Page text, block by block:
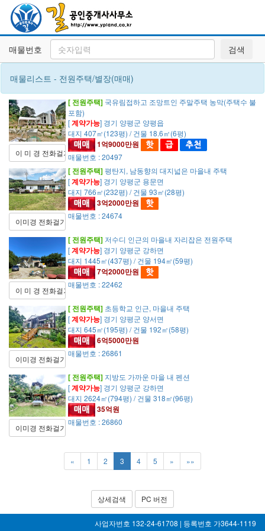
매물번호 검색
매물리스트 - 전원주택/별장(매매)
[ 전원주택] 국유림접하고 조망트인 주말주택 농막(주택수 불
포함)
[계약가능] 경기 양평군 양평읍
대지 407㎡(123평) / 건물 18.6㎡(6평)
1억9000만원
매물번호 : 20497
이 미 경 전화걸기
[ 전원주택]평탄지, 남동향의 대지넓은 마을내 주택
[계약가능] 경기 양평군 용문면
대지 766㎡(232평) / 건물 93㎡(28평)
3억2000만원
매물번호 : 24674
이미경 전화걸기
[ 전원주택] 저수디 인근의 마을내 자리잡은 전원주택
[계약가능] 경기 양평군 강하면
대지 1445㎡(437평) / 건물 194㎡(59평)
7억2000만원
매물번호 : 22462
이 미 경 전화걸기
[ 전원주택] 초등학교 인근, 마을내 주택
[계약가능] 경기 양평군 양서면
대지 645㎡(195평) / 건물 192㎡(58평)
6억5000만원
매물번호 : 26861
이미경 전화걸기
[ 전원주택] 지방도 가까운 마을 내 펜션
[계약가능] 경기 양평군 강하면
대지 2624㎡(794평) / 건물 318㎡(96평)
35억원
매물번호 : 26860
이미경 전화걸기
« 1 2 3 4 5 » »»
상세검색 PC 버전
사업자번호 132-24-61708 | 등록번호 가3644-1119